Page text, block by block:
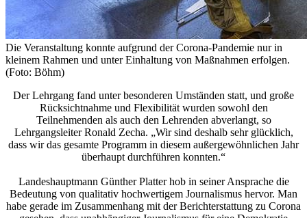
Die Veranstaltung konnte aufgrund der Corona-Pandemie nur in
kleinem Rahmen und unter Einhaltung von Maßnahmen erfolgen.
(Foto: Böhm)
Der Lehrgang fand unter besonderen Umständen statt, und große
Rücksichtnahme und Flexibilität wurden sowohl den
Teilnehmenden als auch den Lehrenden abverlangt, so
Lehrgangsleiter Ronald Zecha. „Wir sind deshalb sehr glücklich,
dass wir das gesamte Programm in diesem außergewöhnlichen Jahr
überhaupt durchführen konnten.“
Landeshauptmann Günther Platter hob in seiner Ansprache die
Bedeutung von qualitativ hochwertigem Journalismus hervor. Man
habe gerade im Zusammenhang mit der Berichterstattung zu Corona